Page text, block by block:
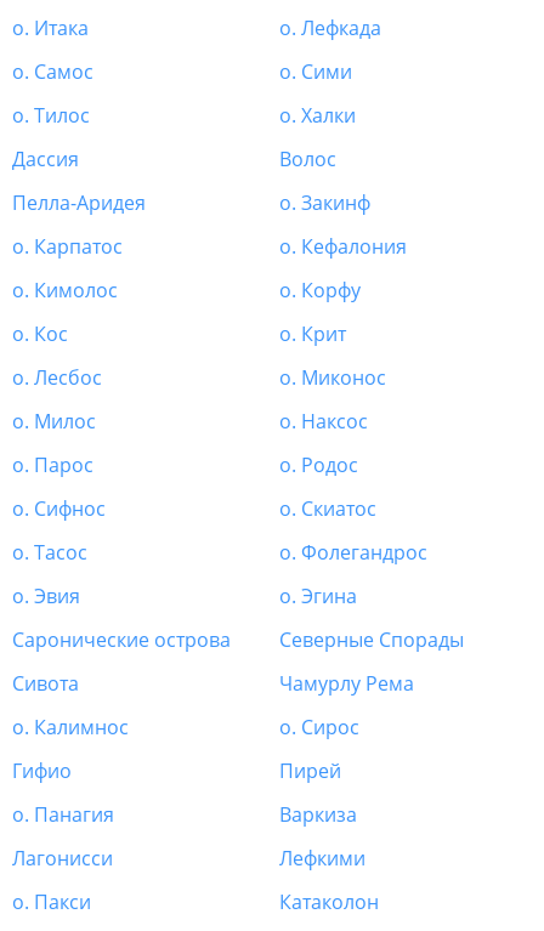
о. Итака
о. Лефкада
о. Самос
о. Сими
о. Тилос
о. Халки
Дассия
Волос
Пелла-Аридея
о. Закинф
о. Карпатос
о. Кефалония
о. Кимолос
о. Корфу
о. Кос
о. Крит
о. Лесбос
о. Миконос
о. Милос
о. Наксос
о. Парос
о. Родос
о. Сифнос
о. Скиатос
о. Тасос
о. Фолегандрос
о. Эвия
о. Эгина
Саронические острова
Северные Спорады
Сивота
Чамурлу Рема
о. Калимнос
о. Сирос
Гифио
Пирей
о. Панагия
Варкиза
Лагонисси
Лефкими
о. Пакси
Катаколон